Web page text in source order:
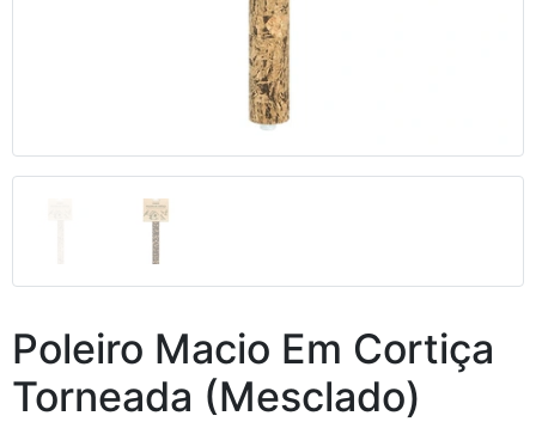
Poleiro Macio Em Cortiça
Torneada (Mesclado)